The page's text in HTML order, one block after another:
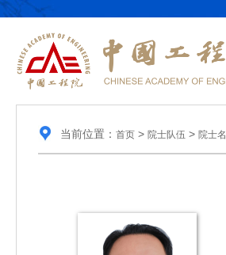
当前位置： 首页> 院士队伍 > 院士